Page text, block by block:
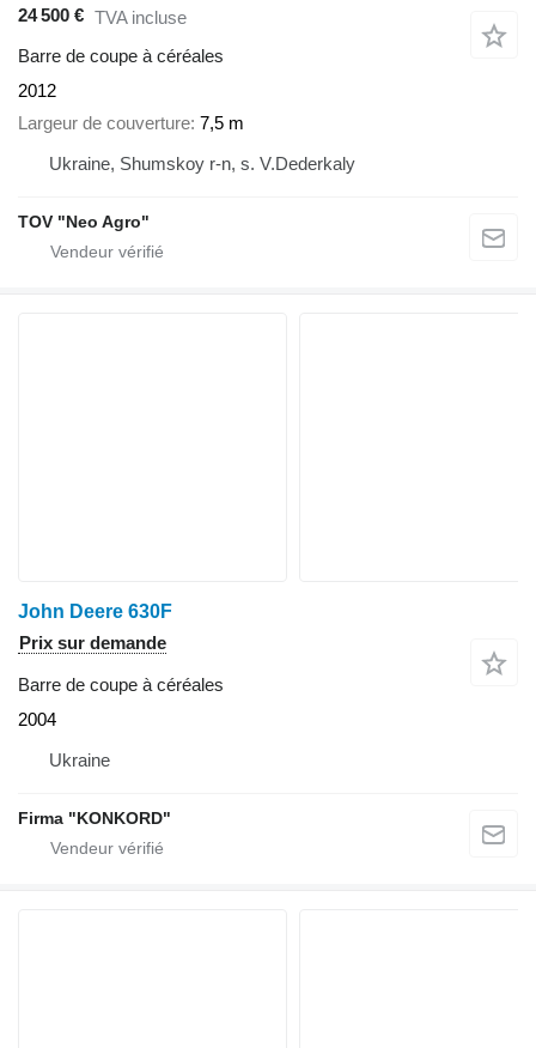
24 500 € TVA incluse
Barre de coupe à céréales
2012
Largeur de couverture 7,5 m
Ukraine, Shumskoy r-n, s. V.Dederkaly
TOV "Neo Agro"
John Deere 630F
Prix sur demande
Barre de coupe à céréales
2004
Ukraine
Firma "KONKORD"